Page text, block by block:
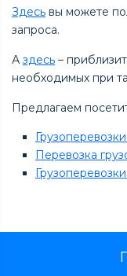
Здесь вы можете
запроса.
А здесь –
необходимых при
Предлагаем
Перевозка